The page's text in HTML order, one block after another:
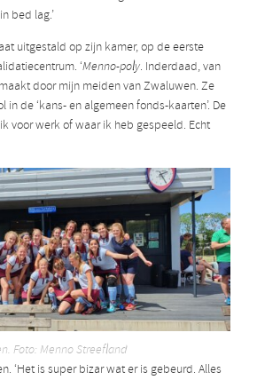
bed lag.’
uitgestald op zijn kamer, op de eerste
‘Menno-poly. Inderdaad, van
door mijn meiden van Zwaluwen. Ze
de ‘kans- en algemeen fonds-kaarten’. De
voor werk of waar ik heb gespeeld. Echt
Foto: Menno Streefland
‘Het is super bizar wat er is gebeurd. Alles